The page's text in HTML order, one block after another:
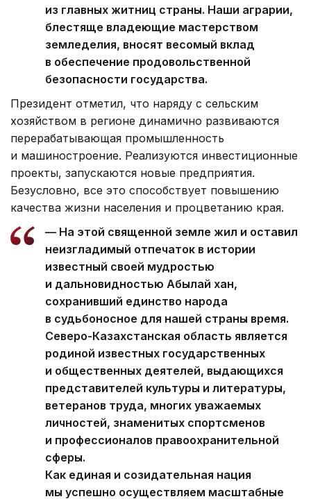
из главных житниц страны. Наши аграрии,
блестяще владеющие мастерством
земледелия, вносят весомый вклад
в обеспечение продовольственной
безопасности государства.
Президент отметил, что наряду с сельским
хозяйством в регионе динамично развиваются
перерабатывающая промышленность
и машиностроение. Реализуются инвестиционные
проекты, запускаются новые предприятия.
Безусловно, все это способствует повышению
качества жизни населения и процветанию края.
— На этой священной земле жил и оставил
неизгладимый отпечаток в истории
известный своей мудростью
и дальновидностью Абылай хан,
сохранивший единство народа
в судьбоносное для нашей страны время.
Северо-Казахстанская область является
родиной известных государственных
и общественных деятелей, выдающихся
представителей культуры и литературы,
ветеранов труда, многих уважаемых
личностей, знаменитых спортсменов
и профессионалов правоохранительной
сферы.
Как единая и созидательная нация
мы успешно осуществляем масштабные